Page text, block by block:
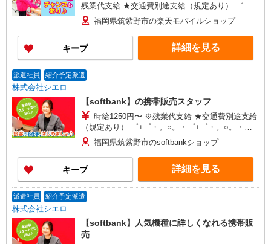
残業代支給 ★交通費別途支給（規定あり） ゜
+゜・。○。・゜+゜・。○。・゜+゜ 入社祝い金10
万円支給(規定有) お友達を紹介頂くと, インセンテ
ィブ支給(規定有) ★月2回払い・週払い可能（規程
有）★ ゜・。○。・゜+゜・。○。・゜+゜
福岡県筑紫野市の楽天モバイルショップ
キープ 詳細を見る
派遣社員 紹介予定派遣
株式会社シエロ
【softbank】の携帯販売スタッフ
時給1250円〜 ※残業代支給 ★交通費別途支給
（規定あり） ゜+゜・。○。・゜+゜・。○。・゜
+゜ 入社祝い金10万円支給(規定有) お友達を紹介
頂くと, インセンティブ支給(規定有) ★月2回払
い・週払い可能（規程有）★ ゜・。○。・゜
+゜・。○。・゜+゜
福岡県筑紫野市のsoftbankショップ
キープ 詳細を見る
派遣社員 紹介予定派遣
株式会社シエロ
【softbank】人気機種に詳しくなれる携帯販
売